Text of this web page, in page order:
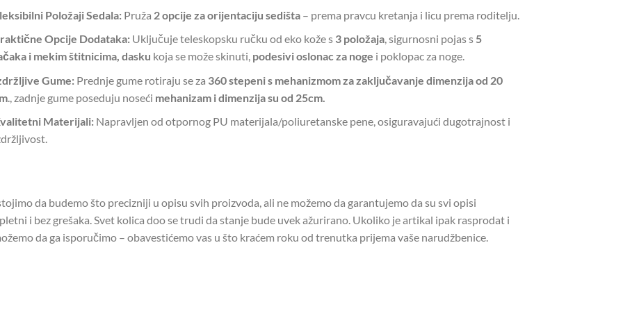
Položaji Sedala:Pruža 2 opcije za orijentaciju sedišta– prema pravcu kretanja i licu prema roditelju.
Opcije Dodataka:Uključuje teleskopsku ručku od eko kože s 3 položaja, sigurnosni pojas s 5
i mekim štitnicima, dasku koja se može skinuti, podesivi oslonac za noge i poklopac za noge.
Gume:Prednje gume rotiraju se za 360 stepeni s mehanizmom za zaključavanje dimenzija od 20
., zadnje gume poseduju noseći mehanizam i dimenzija su od 25cm.
Materijali:Napravljen od otpornog PU materijala/poliuretanske pene, osiguravajući dugotrajnost i
da budemo što precizniji u opisu svih proizvoda, ali ne možemo da garantujemo da su svi opisi
i bez grešaka. Svet kolica doo se trudi da stanje bude uvek ažurirano. Ukoliko je artikal ipak rasprodat i
da ga isporučimo – obavestićemo vas u što kraćem roku od trenutka prijema vaše narudžbenice.